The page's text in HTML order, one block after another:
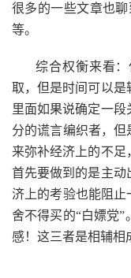
很多的一些文章也
等。
综合权衡来看
取，但是时间可以是
里面如果说确定一
分的谎言编织者，但
来弥补经济上的不
首先要做到的是主动
济上的考验也能阻止
舍不得买的“白嫖党
感！这三者是相辅相